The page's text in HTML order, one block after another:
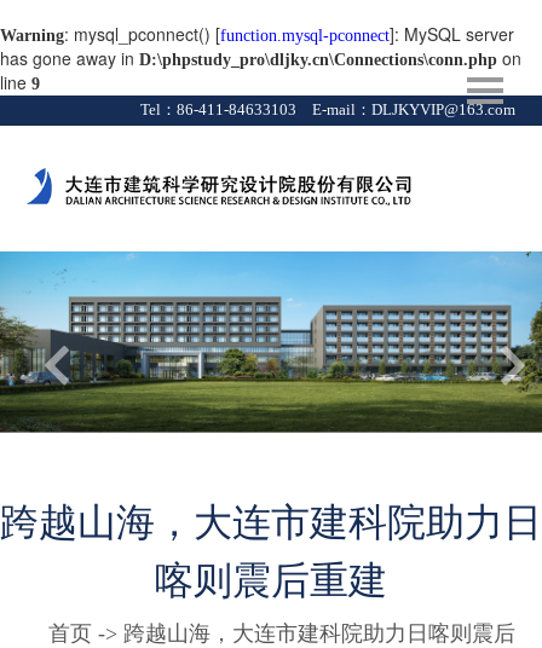
Warning: mysql_pconnect() [function.mysql-pconnect]: MySQL server
has gone away in D:\phpstudy_pro\dljky.cn\Connections\conn.php on
line 9
Tel：86-411-84633103 E-mail： DLJKYVIP@163.com
跨越山海，大连市建科院助力日
喀则震后重建
首页 -> 跨越山海，大连市建科院助力日喀则震后